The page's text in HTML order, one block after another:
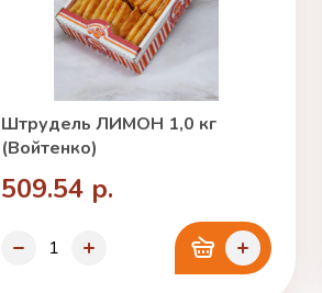
Штрудель ЛИМОН 1,0 кг
(Войтенко)
509.54 р.